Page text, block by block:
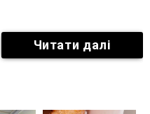
Читати далі